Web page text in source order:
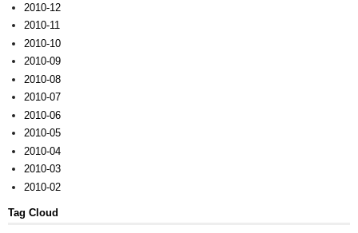
2010-12
2010-11
2010-10
2010-09
2010-08
2010-07
2010-06
2010-05
2010-04
2010-03
2010-02
Tag Cloud